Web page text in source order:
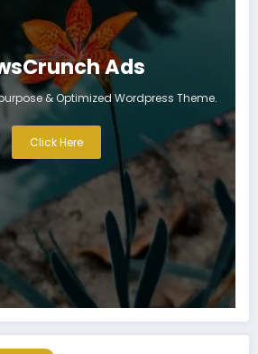
Ads
& Optimized Wordpress Theme.
Click Here